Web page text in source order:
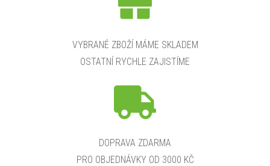
VYBRANÉ ZBOŽÍ MÁME SKLADEM
OSTATNÍ RYCHLE ZAJISTÍME
DOPRAVA ZDARMA
PRO OBJEDNÁVKY OD 3000 KČ